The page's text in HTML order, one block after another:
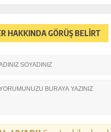
HAKKINDA GÖRÜŞ BELİRT